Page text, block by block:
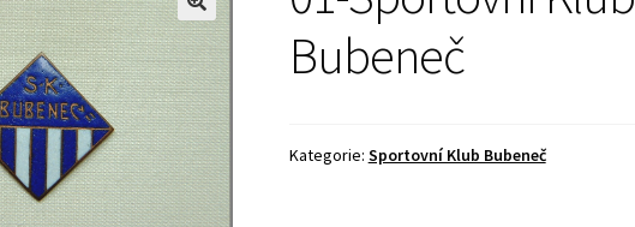
Bubeneč
Kategorie: Sportovní Klub Bubeneč